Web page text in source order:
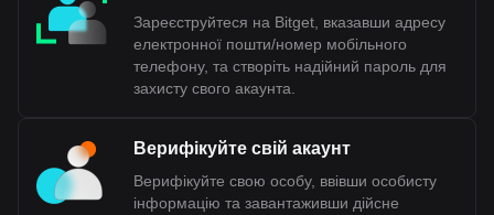
Зареєструйтеся на Bitget, вказавши адресу
електронної пошти/номер мобільного
телефону, та створіть надійний пароль для
захисту свого акаунта.
Верифікуйте свій акаунт
Верифікуйте свою особу, ввівши особисту
інформацію та завантаживши дійсне